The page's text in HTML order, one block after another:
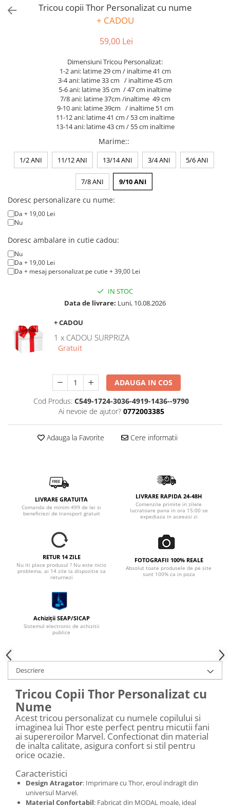
Puzzle
Tablite, Litere si Cifre
Tricou copii Thor Personalizat cu nume
+ CADOU
59,00 Lei
Dimensiuni Tricou Personalizat:
1-2 ani: latime 29 cm / inaltime 41 cm
3-4 ani: latime 33 cm / inaltime 45 cm
5-6 ani: latime 35 cm / 47 cm inaltime
7/8 ani: latime 37cm /inaltime 49 cm
9-10 ani: latime 39cm / inaltime 51 cm
11-12 ani: latime 41 cm / 53 cm inaltime
13-14 ani: latime 43 cm / 55 cm inaltime
Marime::
1/2 ANI 11/12 ANI 13/14 ANI 3/4 ANI 5/6 ANI
7/8 ANI 9/10 ANI
Doresc personalizare cu nume:
Da + 19,00 Lei
Nu
Doresc ambalare in cutie cadou:
Nu
Da + 19,00 Lei
Da + mesaj personalizat pe cutie + 39,00 Lei
IN STOC
Data de livrare: Luni, 10.08.2026
+ CADOU
1 x CADOU SURPRIZA
Gratuit
ADAUGA IN COS
Cod Produs: C549-1724-3036-4919-1436--9790
Ai nevoie de ajutor? 0772003385
Adauga la Favorite Cere informatii
LIVRARE GRATUITA
Comanda de minim 499 de lei si
beneficiezi de transport gratuit
LIVRARE RAPIDA 24-48H
Comenzile primite in zilele
lucratoare pana in ora 15:00 se
expediaza in aceeasi zi
RETUR 14 ZILE
Nu iti place produsul ? Nu este nicio
problema, ai 14 zile la dispozitie sa
returnezi
FOTOGRAFII 100% REALE
Absolut toate produsele de pe site
sunt 100% ca in poza
Achiziții SEAP/SICAP
Sistemul electronic de achizitii
publice
Descriere
Tricou Copii Thor Personalizat cu
Nume
Acest tricou personalizat cu numele copilului si
imaginea lui Thor este perfect pentru micutii fani
ai supereroilor Marvel. Confectionat din material
de inalta calitate, asigura confort si stil pentru
orice ocazie.
Caracteristici
Design Atragator: Imprimare cu Thor, eroul indragit din
universul Marvel.
Material Confortabil: Fabricat din MODAL moale, ideal